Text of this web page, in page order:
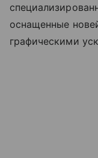
оснащенные
графическими